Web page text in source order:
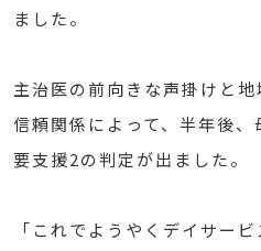
ました。
主治医の前向きな声掛けと
信頼関係によって、半年後、
要支援2の判定が出ました。
「これでようやくデイサー